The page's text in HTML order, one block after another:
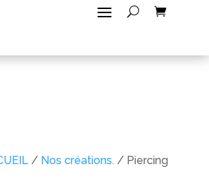
/ Nos créations./ Piercing